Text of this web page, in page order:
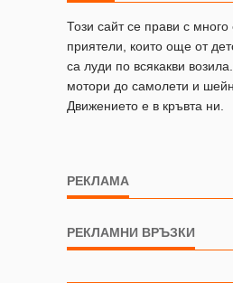
Този сайт се прави с много
приятели, които още от
са луди по всякакви
мотори до самолети и
Движението е в кръвта ни.
РЕКЛАМА
РЕКЛАМНИ ВРЪЗКИ